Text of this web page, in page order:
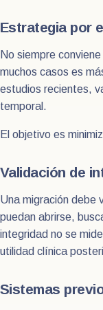
Estrategia por
No siempre
muchos casos es
estudios recientes,
temporal.
El objetivo es
Validación de
Una migración debe
puedan abrirse,
integridad no se
utilidad clínica
Sistemas